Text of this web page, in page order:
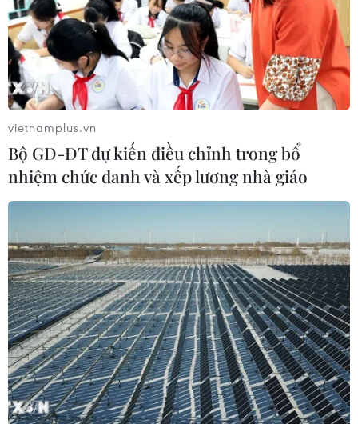
vietnamplus.vn
Bộ GD-ĐT dự kiến điều chỉnh trong bổ
nhiệm chức danh và xếp lương nhà giáo